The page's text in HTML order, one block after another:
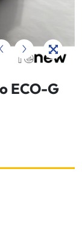
›
ECO-G